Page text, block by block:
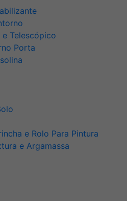
Telescópico
Porta
e Rolo Para Pintura
e Argamassa